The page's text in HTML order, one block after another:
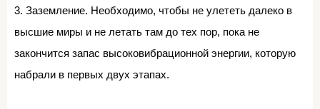
3. Заземление. Необходимо, чтобы не улететь далеко в
высшие миры и не летать там до тех пор, пока не
закончится запас высоковибрационной энергии, которую
набрали в первых двух этапах.